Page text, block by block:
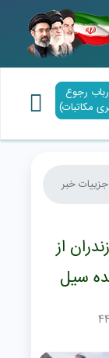
رجوع
مکاتبات)
خبر
از
سیل